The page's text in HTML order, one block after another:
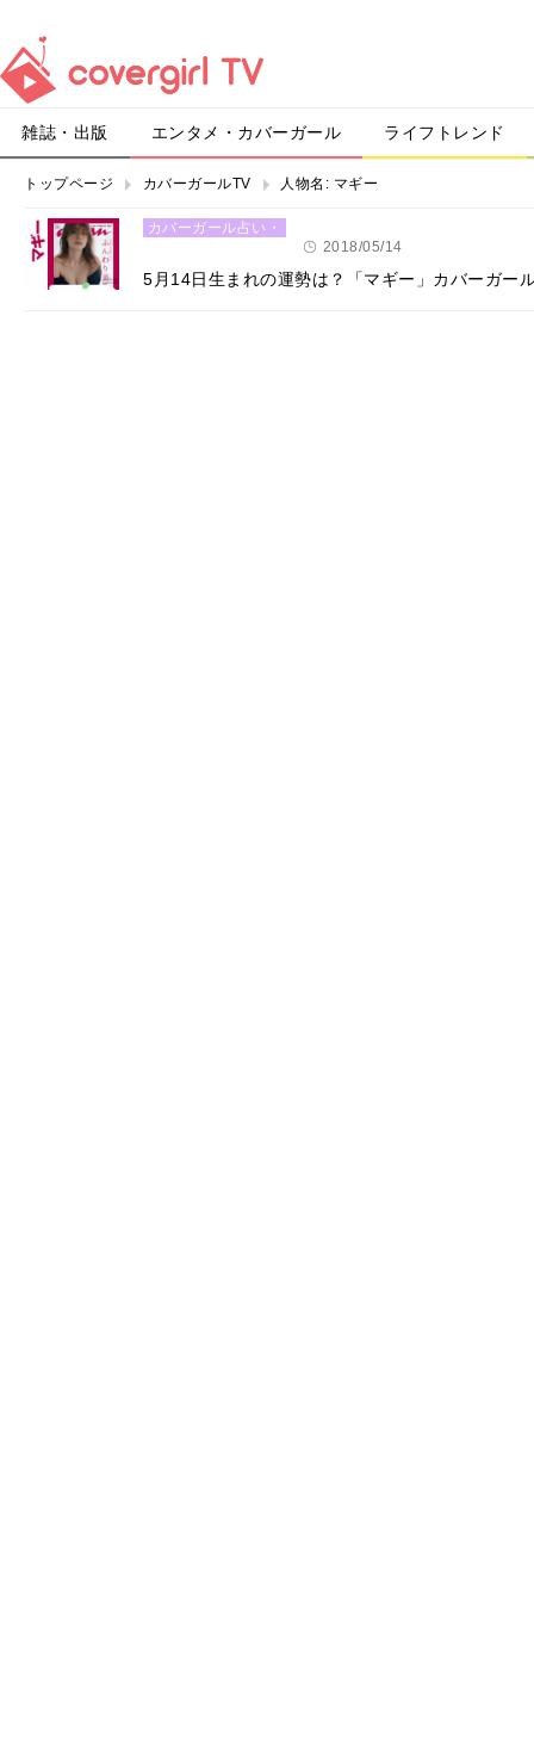
雑誌・出版 エンタメ・カバーガール ライフトレンド
トップページ カバーガールTV 人物名: マギー
カバーガール占い・
2018/05/14
5月14日生まれの運勢は？「マギー」カバーガー